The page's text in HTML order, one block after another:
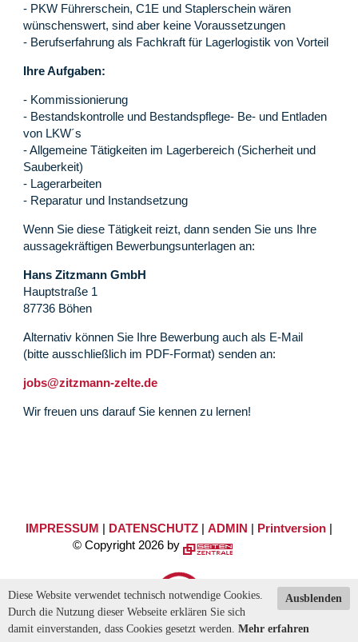
- PKW Führerschein, C1E und Staplerschein wären
wünschenswert, sind aber keine Voraussetzungen
- Berufserfahrung als Fachkraft für Lagerlogistik von Vorteil
Ihre Aufgaben:
- Kommissionierung
- Bestandskontrolle und Bestandspflege- Be- und Entladen
von LKW´s
- Allgemeine Tätigkeiten im Lagerbereich (Sicherheit und
Sauberkeit)
- Lagerarbeiten
- Reparatur und Instandsetzung
Wenn Sie diese Tätigkeit reizt, dann senden Sie uns Ihre
aussagekräftigen Bewerbungsunterlagen an:
Hans Zitzmann GmbH
Hauptstraße 1
87736 Böhen
Alternativ können Sie Ihre Bewerbung auch als E-Mail
(bitte ausschließlich im PDF-Format) senden an:
jobs@zitzmann-zelte.de
Wir freuen uns darauf Sie kennen zu lernen!
IMPRESSUM | DATENSCHUTZ| ADMIN | Printversion|
© Copyright 2026 by
Ausblenden
Diese Website verwendet technisch notwendige Cookies.
Durch die Nutzung dieser Webseite erklären Sie sich
damit einverstanden, dass Cookies gesetzt werden. Mehr erfahren